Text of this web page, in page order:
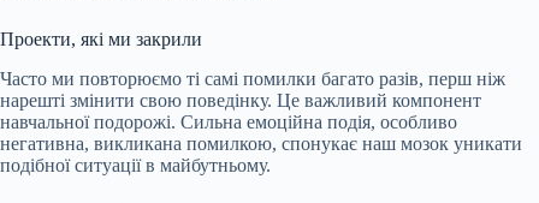
Проекти, які ми закрили
Часто ми повторюємо ті самі помилки багато разів, перш ніж
нарешті змінити свою поведінку. Це важливий компонент
навчальної подорожі. Сильна емоційна подія, особливо
негативна, викликана помилкою, спонукає наш мозок уникати
подібної ситуації в майбутньому.